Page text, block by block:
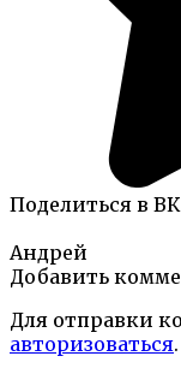
Поделиться в
Андрей
Добавить
Для отправки
авторизоваться.